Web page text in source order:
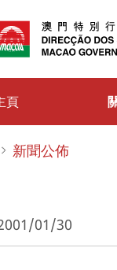
頁
新聞公佈
01/30